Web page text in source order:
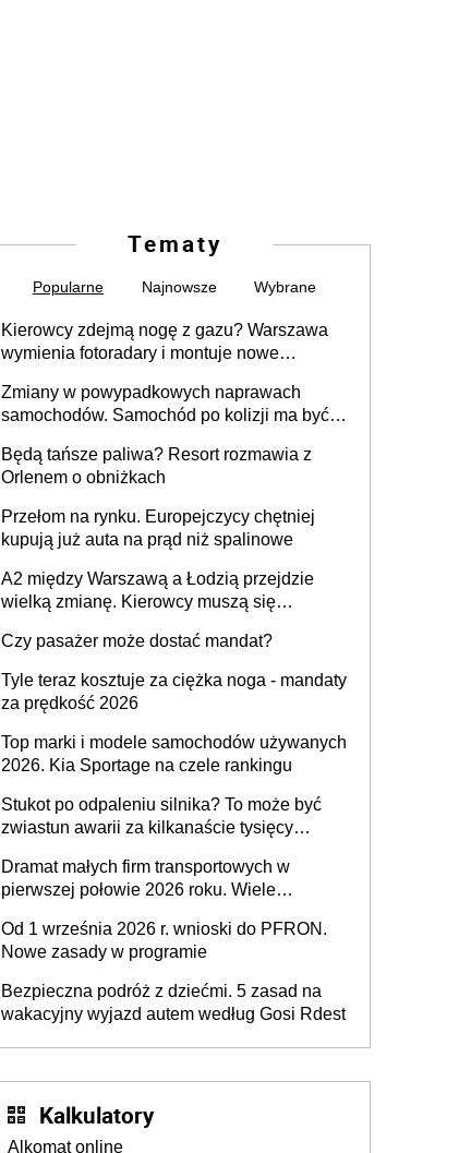
Tematy
Popularne Najnowsze Wybrane
Kierowcy zdejmą nogę z gazu? Warszawa
wymienia fotoradary i montuje nowe
Zmiany w powypadkowych naprawach
samochodów. Samochód po kolizji ma być
technologią producenta
Będą tańsze paliwa? Resort rozmawia z
Orlenem o obniżkach
Przełom na rynku. Europejczycy chętniej
kupują już auta na prąd niż spalinowe
A2 między Warszawą a Łodzią przejdzie
wielką zmianę. Kierowcy muszą się
Czy pasażer może dostać mandat?
Tyle teraz kosztuje za ciężka noga - mandaty
za prędkość 2026
Top marki i modele samochodów używanych
2026. Kia Sportage na czele rankingu
Stukot po odpaleniu silnika? To może być
zwiastun awarii za kilkanaście tysięcy
Dramat małych firm transportowych w
pierwszej połowie 2026 roku. Wiele
Od 1 września 2026 r. wnioski do PFRON.
Nowe zasady w programie
Bezpieczna podróż z dziećmi. 5 zasad na
wakacyjny wyjazd autem według Gosi Rdest
Kalkulatory
Alkomat online